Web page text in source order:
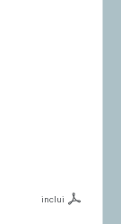
inclui